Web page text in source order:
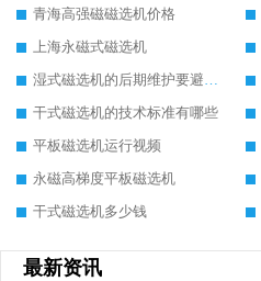
青海高强磁磁选机价格
上海永磁式磁选机
湿式磁选机的后期维护要避开哪些坑
干式磁选机的技术标准有哪些
平板磁选机运行视频
永磁高梯度平板磁选机
干式磁选机多少钱
最新资讯